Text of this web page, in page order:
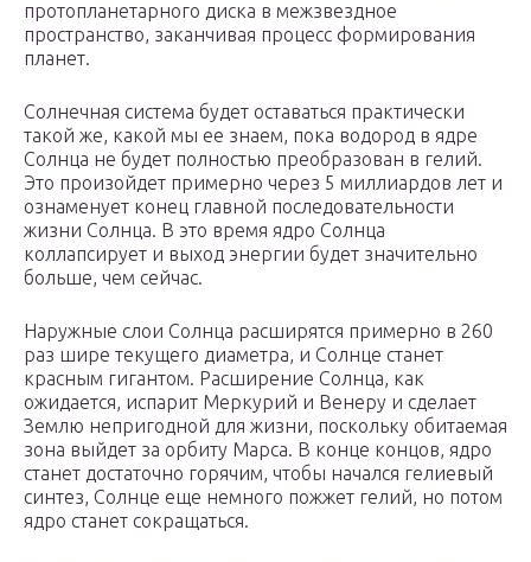
протопланетарного диска в межзвездное
пространство, заканчивая процесс формирования
планет.
Солнечная система будет оставаться практически
такой же, какой мы ее знаем, пока водород в ядре
Солнца не будет полностью преобразован в гелий.
Это произойдет примерно через 5 миллиардов лет и
ознаменует конец главной последовательности
жизни Солнца. В это время ядро Солнца
коллапсирует и выход энергии будет значительно
больше, чем сейчас.
Наружные слои Солнца расширятся примерно в 260
раз шире текущего диаметра, и Солнце станет
красным гигантом. Расширение Солнца, как
ожидается, испарит Меркурий и Венеру и сделает
Землю непригодной для жизни, поскольку обитаемая
зона выйдет за орбиту Марса. В конце концов, ядро
станет достаточно горячим, чтобы начался гелиевый
синтез, Солнце еще немного пожжет гелий, но потом
ядро станет сокращаться.